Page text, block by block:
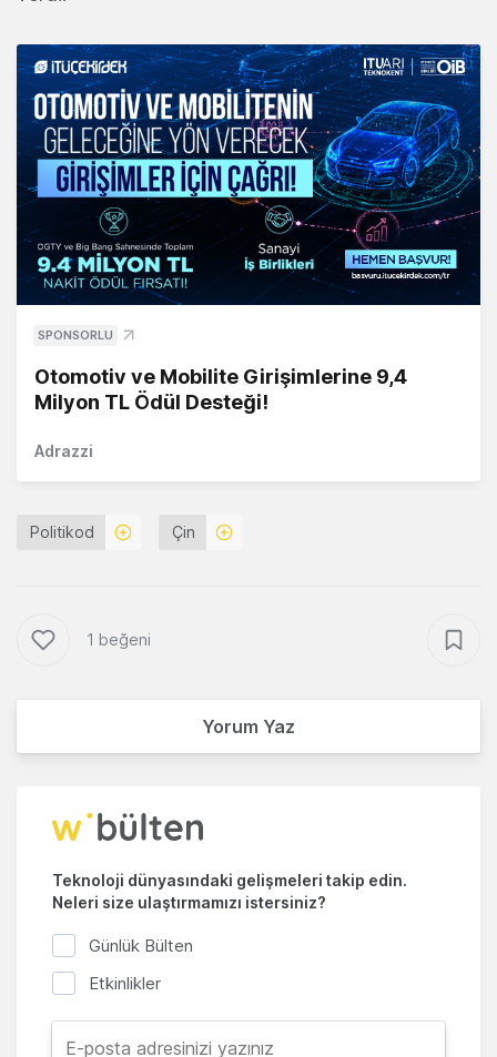
SPONSORLU
Otomotiv ve Mobilite Girişimlerine 9,4
Milyon TL Ödül Desteği!
Adrazzi
Politikod Çin
1 beğeni
Yorum Yaz
Teknoloji dünyasındaki gelişmeleri takip edin.
Neleri size ulaştırmamızı istersiniz?
Günlük Bülten
Etkinlikler